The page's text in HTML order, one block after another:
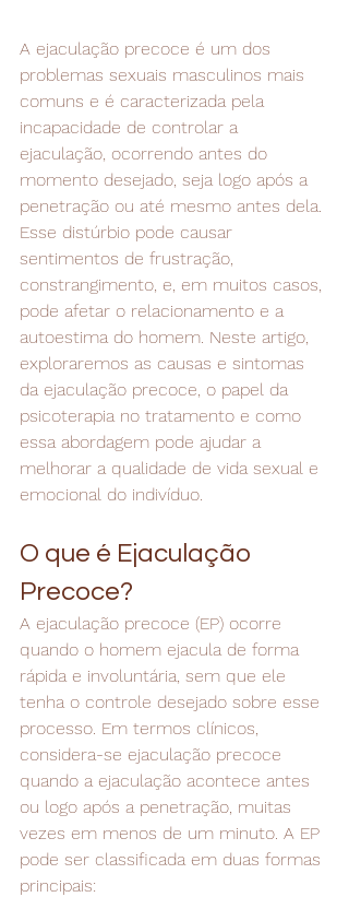
A ejaculação precoce é um dos
problemas sexuais masculinos mais
comuns e é caracterizada pela
incapacidade de controlar a
ejaculação, ocorrendo antes do
momento desejado, seja logo após a
penetração ou até mesmo antes dela.
Esse distúrbio pode causar
sentimentos de frustração,
constrangimento, e, em muitos casos,
pode afetar o relacionamento e a
autoestima do homem. Neste artigo,
exploraremos as causas e sintomas
da ejaculação precoce, o papel da
psicoterapia no tratamento e como
essa abordagem pode ajudar a
melhorar a qualidade de vida sexual e
emocional do indivíduo.
O que é Ejaculação
Precoce?
A ejaculação precoce (EP) ocorre
quando o homem ejacula de forma
rápida e involuntária, sem que ele
tenha o controle desejado sobre esse
processo. Em termos clínicos,
considera-se ejaculação precoce
quando a ejaculação acontece antes
ou logo após a penetração, muitas
vezes em menos de um minuto. A EP
pode ser classificada em duas formas
principais: